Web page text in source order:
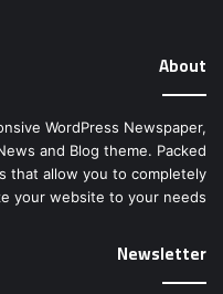
About
WordPress Newspaper,
and Blog theme. Packed
that allow you to completely
your website to your needs.
Newsletter